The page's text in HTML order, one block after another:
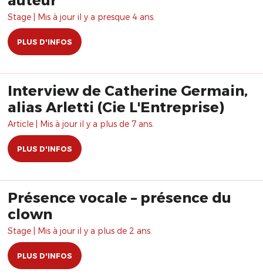
Stage | Mis à jour il y a presque 4 ans.
PLUS D'INFOS
Interview de Catherine Germain,
alias Arletti (Cie L'Entreprise)
Article | Mis à jour il y a plus de 7 ans.
PLUS D'INFOS
Présence vocale – présence du
clown
Stage | Mis à jour il y a plus de 2 ans.
PLUS D'INFOS